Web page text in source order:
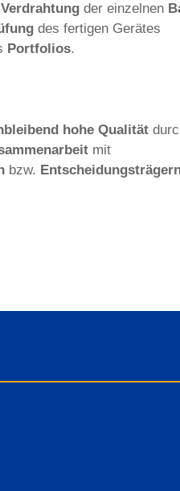
Verdrahtung der einzelnen
des fertigen Gerätes
Portfolios.
hohe Qualität
mit
bzw.